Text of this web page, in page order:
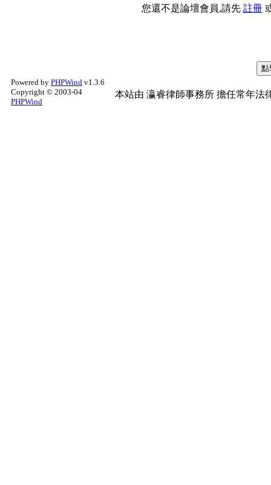
您還不是論壇會員,請先 註冊
Powered by PHPWind v1.3.6
Copyright © 2003-04
PHPWind
本站由 瀛睿律師事務所 擔任常年法